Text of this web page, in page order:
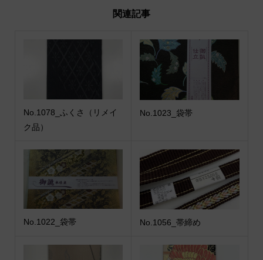
関連記事
No.1078_ふくさ（リメイ
ク品）
No.1023_袋帯
No.1022_袋帯 No.1056_帯締め